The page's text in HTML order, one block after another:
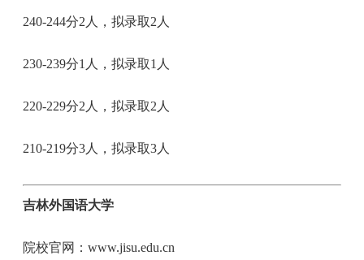
240-244分2人，拟录取2人
230-239分1人，拟录取1人
220-229分2人，拟录取2人
210-219分3人，拟录取3人
吉林外国语大学
院校官网：www.jisu.edu.cn